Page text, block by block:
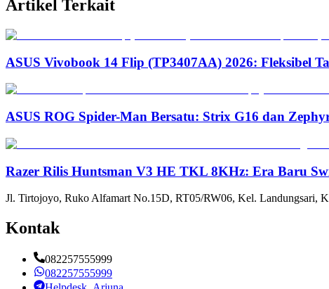
Artikel Terkait
ASUS Vivobook 14 Flip (TP3407AA) 2026: Fleksibel
ASUS ROG Spider-Man Bersatu: Strix G16 dan
Razer Rilis Huntsman V3 HE TKL 8KHz: Era Baru
Jl. Tirtojoyo, Ruko Alfamart No.15D, RT05/RW06, Kel. Landungsari,
Kontak
082257555999
082257555999